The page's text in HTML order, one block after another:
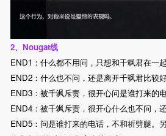
2、Nougat线
END1：什么都不用问，只想和千飒君在一起
END2：什么也不问，还是离开千飒君比较好
END3：被千飒斥责，很开心问是谁打来的
END4：被千飒斥责，很开心什么也不问，
END5：问是谁打来的电话，不和祈劈腿。